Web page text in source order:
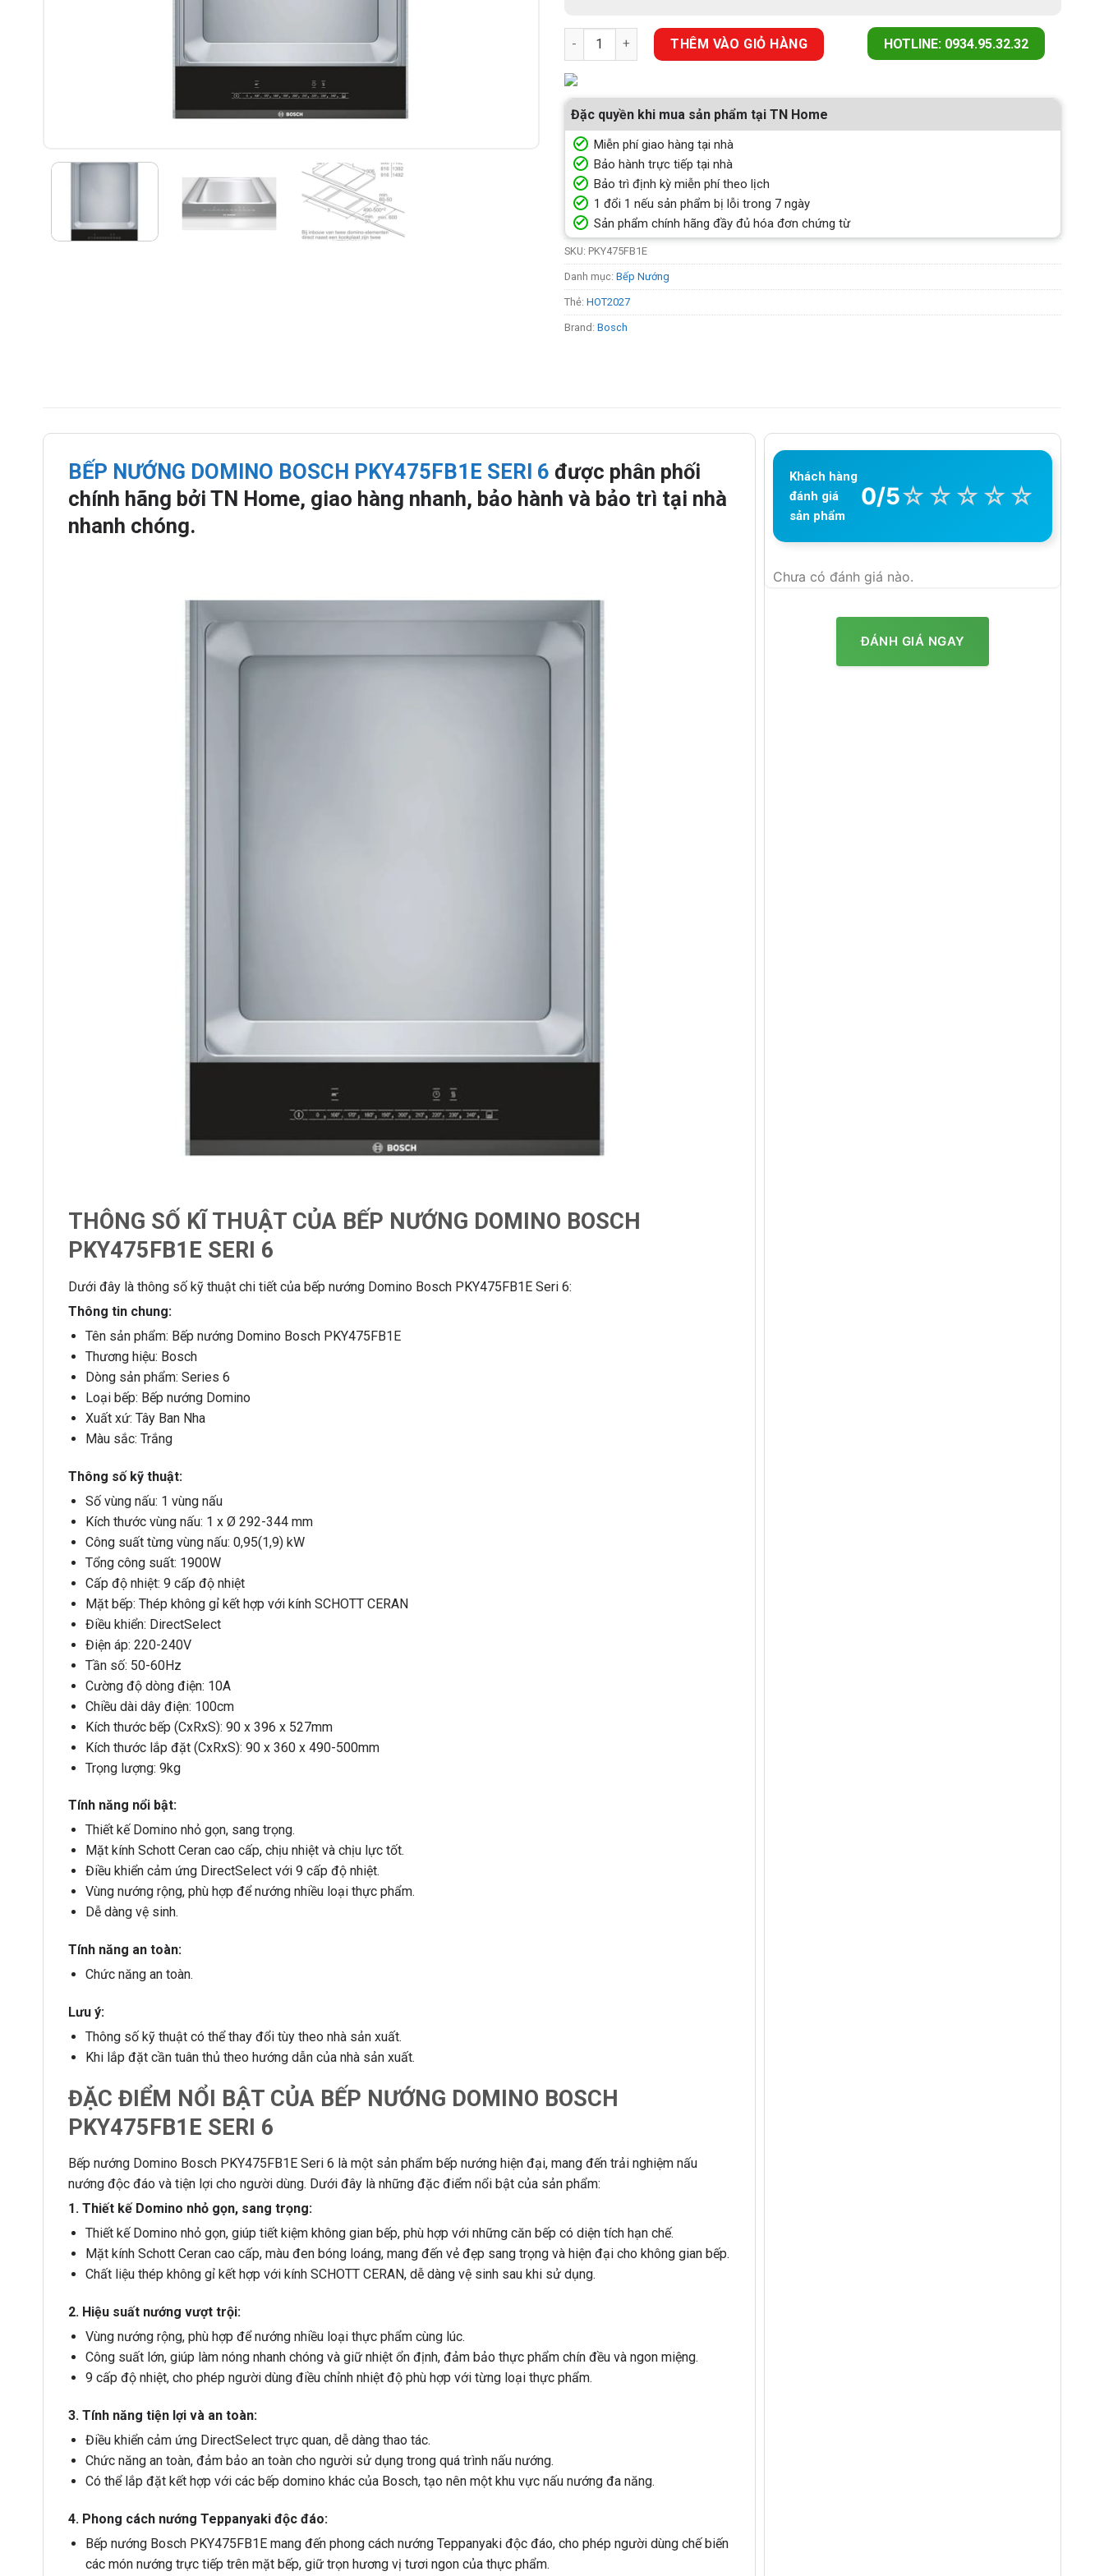
BẾP NƯỚNG DOMINO BOSCH PKY475FB1E SERI 6 số lượng
THÊM VÀO GIỎ HÀNG HOTLINE: 0934.95.32.32
Đặc quyền khi mua sản phẩm tại TN Home
Miễn phí giao hàng tại nhà
Bảo hành trực tiếp tại nhà
Bảo trì định kỳ miễn phí theo lịch
1 đổi 1 nếu sản phẩm bị lỗi trong 7 ngày
Sản phẩm chính hãng đầy đủ hóa đơn chứng từ
SKU: PKY475FB1E
Danh mục: Bếp Nướng
Thẻ: HOT2027
Brand: Bosch
BẾP NƯỚNG DOMINO BOSCH PKY475FB1E SERI 6 được phân phối
chính hãng bởi TN Home, giao hàng nhanh, bảo hành và bảo trì tại nhà
nhanh chóng.
THÔNG SỐ KĨ THUẬT CỦA BẾP NƯỚNG DOMINO BOSCH
PKY475FB1E SERI 6
Dưới đây là thông số kỹ thuật chi tiết của bếp nướng Domino Bosch PKY475FB1E Seri 6:
Thông tin chung:
Tên sản phẩm: Bếp nướng Domino Bosch PKY475FB1E
Thương hiệu: Bosch
Dòng sản phẩm: Series 6
Loại bếp: Bếp nướng Domino
Xuất xứ: Tây Ban Nha
Màu sắc: Trắng
Thông số kỹ thuật:
Số vùng nấu: 1 vùng nấu
Kích thước vùng nấu: 1 x Ø 292-344 mm
Công suất từng vùng nấu: 0,95(1,9) kW
Tổng công suất: 1900W
Cấp độ nhiệt: 9 cấp độ nhiệt
Mặt bếp: Thép không gỉ kết hợp với kính SCHOTT CERAN
Điều khiển: DirectSelect
Điện áp: 220-240V
Tần số: 50-60Hz
Cường độ dòng điện: 10A
Chiều dài dây điện: 100cm
Kích thước bếp (CxRxS): 90 x 396 x 527mm
Kích thước lắp đặt (CxRxS): 90 x 360 x 490-500mm
Trọng lượng: 9kg
Tính năng nổi bật:
Thiết kế Domino nhỏ gọn, sang trọng.
Mặt kính Schott Ceran cao cấp, chịu nhiệt và chịu lực tốt.
Điều khiển cảm ứng DirectSelect với 9 cấp độ nhiệt.
Vùng nướng rộng, phù hợp để nướng nhiều loại thực phẩm.
Dễ dàng vệ sinh.
Tính năng an toàn:
Chức năng an toàn.
Lưu ý:
Thông số kỹ thuật có thể thay đổi tùy theo nhà sản xuất.
Khi lắp đặt cần tuân thủ theo hướng dẫn của nhà sản xuất.
ĐẶC ĐIỂM NỔI BẬT CỦA BẾP NƯỚNG DOMINO BOSCH
PKY475FB1E SERI 6
Bếp nướng Domino Bosch PKY475FB1E Seri 6 là một sản phẩm bếp nướng hiện đại, mang đến trải nghiệm nấu
nướng độc đáo và tiện lợi cho người dùng. Dưới đây là những đặc điểm nổi bật của sản phẩm:
1. Thiết kế Domino nhỏ gọn, sang trọng:
Thiết kế Domino nhỏ gọn, giúp tiết kiệm không gian bếp, phù hợp với những căn bếp có diện tích hạn chế.
Mặt kính Schott Ceran cao cấp, màu đen bóng loáng, mang đến vẻ đẹp sang trọng và hiện đại cho không gian bếp.
Chất liệu thép không gỉ kết hợp với kính SCHOTT CERAN, dễ dàng vệ sinh sau khi sử dụng.
2. Hiệu suất nướng vượt trội:
Vùng nướng rộng, phù hợp để nướng nhiều loại thực phẩm cùng lúc.
Công suất lớn, giúp làm nóng nhanh chóng và giữ nhiệt ổn định, đảm bảo thực phẩm chín đều và ngon miệng.
9 cấp độ nhiệt, cho phép người dùng điều chỉnh nhiệt độ phù hợp với từng loại thực phẩm.
3. Tính năng tiện lợi và an toàn:
Điều khiển cảm ứng DirectSelect trực quan, dễ dàng thao tác.
Chức năng an toàn, đảm bảo an toàn cho người sử dụng trong quá trình nấu nướng.
Có thể lắp đặt kết hợp với các bếp domino khác của Bosch, tạo nên một khu vực nấu nướng đa năng.
4. Phong cách nướng Teppanyaki độc đáo:
Bếp nướng Bosch PKY475FB1E mang đến phong cách nướng Teppanyaki độc đáo, cho phép người dùng chế biến
các món nướng trực tiếp trên mặt bếp, giữ trọn hương vị tươi ngon của thực phẩm.
Khách hàng
đánh giá
sản phẩm
0/5☆ ☆ ☆ ☆ ☆
Chưa có đánh giá nào.
ĐÁNH GIÁ NGAY